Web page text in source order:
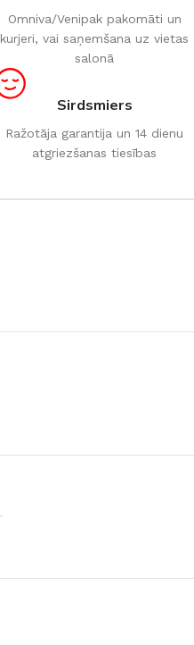
Omniva/Venipak pakomāti un
kurjeri, vai saņemšana uz vietas
salonā
Sirdsmiers
Ražotāja garantija un 14 dienu
atgriezšanas tiesības